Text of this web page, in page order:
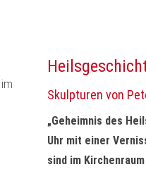
Skulpturen von
„Geheimnis des
Uhr mit einer
sind im